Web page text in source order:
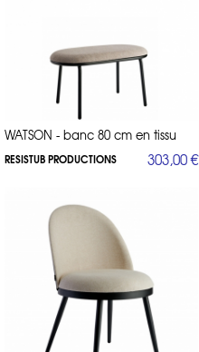
WATSON - banc 80 cm en tissu
RESISTUB PRODUCTIONS 303,00 €